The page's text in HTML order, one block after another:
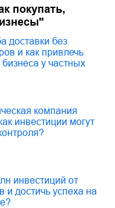
покупать,
доставки без
и как привлечь
у частных
компания
инвестиции могут
инвестиций от
и достичь успеха на